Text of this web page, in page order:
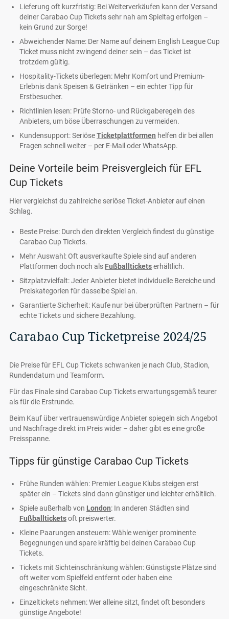
Lieferung oft kurzfristig: Bei Weiterverkäufen kann der Versand
deiner Carabao Cup Tickets sehr nah am Spieltag erfolgen –
kein Grund zur Sorge!
Abweichender Name: Der Name auf deinem English League Cup
Ticket muss nicht zwingend deiner sein – das Ticket ist
trotzdem gültig.
Hospitality-Tickets überlegen: Mehr Komfort und Premium-
Erlebnis dank Speisen & Getränken – ein echter Tipp für
Erstbesucher.
Richtlinien lesen: Prüfe Storno- und Rückgaberegeln des
Anbieters, um böse Überraschungen zu vermeiden.
Kundensupport: SeriöseTicketplattformen helfen dir bei allen
Fragen schnell weiter – per E-Mail oder WhatsApp.
Deine Vorteile beim Preisvergleich für EFL
Cup Tickets
Hier vergleichst du zahlreiche seriöse Ticket-Anbieter auf einen
Schlag.
Beste Preise: Durch den direkten Vergleich findest du günstige
Carabao Cup Tickets.
Mehr Auswahl: Oft ausverkaufte Spiele sind auf anderen
Plattformen doch noch als Fußballticketserhältlich.
Sitzplatzvielfalt: Jeder Anbieter bietet individuelle Bereiche und
Preiskategorien für dasselbe Spiel an.
Garantierte Sicherheit: Kaufe nur bei überprüften Partnern – für
echte Tickets und sichere Bezahlung.
Carabao Cup Ticketpreise 2024/25
Die Preise für EFL Cup Tickets schwanken je nach Club, Stadion,
Rundendatum und Teamform.
Für das Finale sind Carabao Cup Tickets erwartungsgemäß teurer
als für die Erstrunde.
Beim Kauf über vertrauenswürdige Anbieter spiegeln sich Angebot
und Nachfrage direkt im Preis wider – daher gibt es eine große
Preisspanne.
Tipps für günstige Carabao Cup Tickets
Frühe Runden wählen: Premier League Klubs steigen erst
später ein – Tickets sind dann günstiger und leichter erhältlich.
Spiele außerhalb von London: In anderen Städten sind
Fußballticketsoft preiswerter.
Kleine Paarungen ansteuern: Wähle weniger prominente
Begegnungen und spare kräftig bei deinen Carabao Cup
Tickets.
Tickets mit Sichteinschränkung wählen: Günstigste Plätze sind
oft weiter vom Spielfeld entfernt oder haben eine
eingeschränkte Sicht.
Einzeltickets nehmen: Wer alleine sitzt, findet oft besonders
günstige Angebote!